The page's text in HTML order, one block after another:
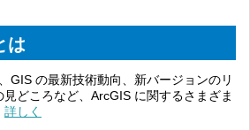
は
GIS の最新技術動向、新バージョンのリ
どころなど、ArcGIS に関するさまざま
詳しく